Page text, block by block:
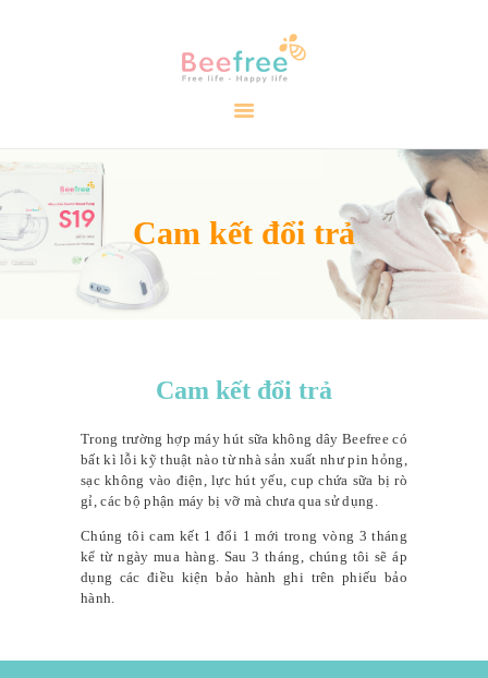
Cam kết đổi trả
TRANG CHỦ
ĐẠI LÝ
LIÊN HỆ
VIDEO
Cam kết đổi trả
Trong trường hợp máy hút sữa không dây Beefree có
bất kì lỗi kỹ thuật nào từ nhà sản xuất như pin hỏng,
sạc không vào điện, lực hút yếu, cup chứa sữa bị rò
gỉ, các bộ phận máy bị vỡ mà chưa qua sử dụng.
Chúng tôi cam kết 1 đổi 1 mới trong vòng 3 tháng
kể từ ngày mua hàng. Sau 3 tháng, chúng tôi sẽ áp
dụng các điều kiện bảo hành ghi trên phiếu bảo
hành.